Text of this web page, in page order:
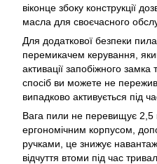
віконце збоку конструкції
масла для своєчасного
Для додаткової безпеки
перемикачем керування,
активації запобіжного
спосіб ви можете не
випадково активується під
Вага пили не перевищує 2,5
ергономічним корпусом,
ручками, це знижує
відчуття втоми під час